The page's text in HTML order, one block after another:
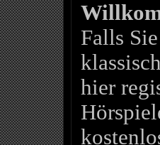
Falls
hier